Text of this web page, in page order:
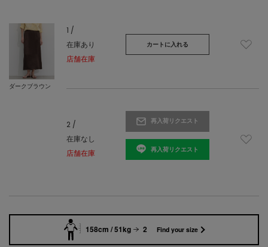
ダークブラウン
1 /
在庫あり
店舗在庫
カートに入れる
2 /
在庫なし
店舗在庫
再入荷リクエスト
再入荷リクエスト
158cm / 51kg 2 Find your size